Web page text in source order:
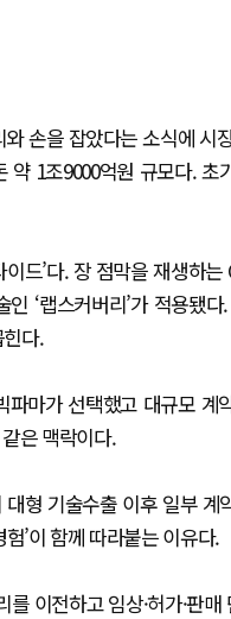
손을 잡았다는 소식에 시
약 1조9000억원 규모다.
드’다. 장 점막을 재생하
‘랩스커버리’가 적용됐
다.
파마가 선택했고 대규모
은 맥락이다.
형 기술수출 이후 일부 계
’이 함께 따라붙는 이유다.
이전하고 임상·허가·판